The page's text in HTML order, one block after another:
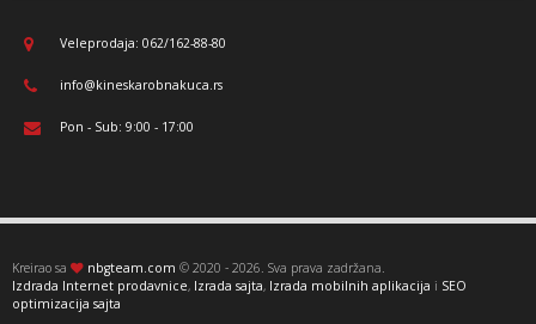
Veleprodaja: 062/162-88-80
info@kineskarobnakuca.rs
Pon - Sub: 9:00 - 17:00
Kreirao sa nbgteam.com © 2020 - 2026. Sva prava zadržana.
Izdrada Internet prodavnice, Izrada sajta, Izrada mobilnih aplikacija i SEO
optimizacija sajta